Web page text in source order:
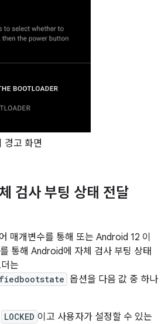
경고 화면
검사 부팅 상태 전달
매개변수를 통해 또는 Android 12 이
통해 Android에 자체 검사 부팅 상태
는
옵션을 다음 값 중 하나
LOCKED 이고 사용자가 설정할 수 있는